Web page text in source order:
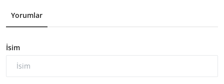
Yorumlar
İsim